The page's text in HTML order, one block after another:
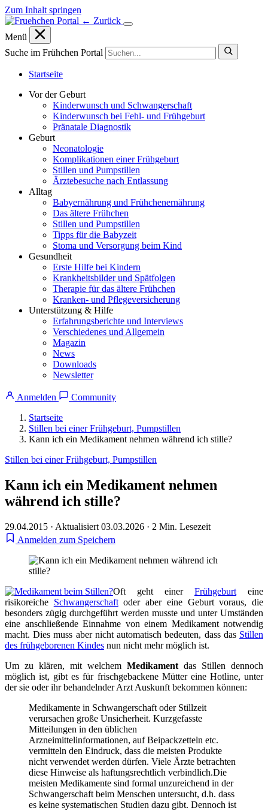
Zum Inhalt springen
← Zurück
Menü
Suche im Frühchen Portal
Startseite
Vor der Geburt
Kinderwunsch und Schwangerschaft
Kinderwunsch bei Fehl- und Frühgeburt
Pränatale Diagnostik
Geburt
Neonatologie
Komplikationen einer Frühgeburt
Stillen und Pumpstillen
Ärztebesuche nach Entlassung
Alltag
Babyernährung und Frühchenernährung
Das ältere Frühchen
Stillen und Pumpstillen
Tipps für die Babyzeit
Stoma und Versorgung beim Kind
Gesundheit
Erste Hilfe bei Kindern
Krankheitsbilder und Spätfolgen
Therapie für das ältere Frühchen
Kranken- und Pflegeversicherung
Unterstützung & Hilfe
Erfahrungsberichte und Interviews
Verschiedenes und Allgemein
Magazin
News
Downloads
Newsletter
Anmelden
Community
Startseite
Stillen bei einer Frühgeburt, Pumpstillen
Kann ich ein Medikament nehmen während ich stille?
Stillen bei einer Frühgeburt, Pumpstillen
Kann ich ein Medikament nehmen
während ich stille?
29.04.2015 · Aktualisiert 03.03.2026 · 2 Min. Lesezeit
Anmelden zum Speichern
Oft geht einer Frühgeburt eine
risikoreiche Schwangerschaftoder aber eine Geburt voraus, die
besonders zügig durchgeführt werden musste und unter Umständen
eine anschließende Einnahme von einem Medikament notwendig
macht. Dies muss aber nicht automatisch bedeuten, dass das Stillen
des frühgeborenen Kindes nun nicht mehr möglich ist.
Um zu klären, mit welchem Medikament das Stillen dennoch
möglich ist, gibt es für frischgebackene Mütter eine Hotline, unter
der sie oder ihr behandelnder Arzt Auskunft bekommen können:
Medikamente in Schwangerschaft oder Stillzeit
verursachen große Unsicherheit. Kurzgefasste
Mitteilungen in den üblichen
Arzneimittelinformationen, auf Beipackzetteln etc.
vermitteln den Eindruck, dass die meisten Produkte
nicht verwendet werden dürfen. Viele Ärzte betrachten
diese Hinweise als haftungsrechtlich verbindlich.Die
meisten Medikamente sind formal unzureichend in der
Schwangerschaft beim Menschen untersucht, d.h. dass
es keine systematischen Studien dazu gibt. Dennoch ist